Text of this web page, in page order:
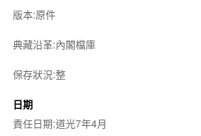
版本:原件
典藏沿革:內閣檔庫
保存狀況:整
日期
責任日期:道光7年4月